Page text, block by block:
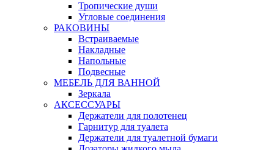
Тропические души
Угловые соединения
РАКОВИНЫ
Встраиваемые
Накладные
Напольные
Подвесные
МЕБЕЛЬ ДЛЯ ВАННОЙ
Зеркала
АКСЕССУАРЫ
Держатели для полотенец
Гарнитур для туалета
Держатели для туалетной бумаги